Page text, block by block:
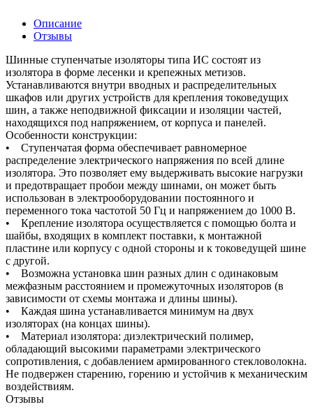
Описание
Отзывы
Шинные ступенчатые изоляторы типа ИС состоят из
изолятора в форме лесенки и крепежных метизов.
Устанавливаются внутри вводных и распределительных
шкафов или других устройств для крепления токоведущих
шин, а также неподвижной фиксации и изоляции частей,
находящихся под напряжением, от корпуса и панелей.
Особенности конструкции:
• Ступенчатая форма обеспечивает равномерное
распределение электрического напряжения по всей длине
изолятора. Это позволяет ему выдерживать высокие нагрузки
и предотвращает пробои между шинами, он может быть
использован в электрооборудовании постоянного и
переменного тока частотой 50 Гц и напряжением до 1000 В.
• Крепление изолятора осуществляется с помощью болта и
шайбы, входящих в комплект поставки, к монтажной
пластине или корпусу с одной стороны и к токоведущей шине
с другой.
• Возможна установка шин разных длин с одинаковым
межфазным расстоянием и промежуточных изоляторов (в
зависимости от схемы монтажа и длины шины).
• Каждая шина устанавливается минимум на двух
изоляторах (на концах шины).
• Материал изолятора: диэлектрический полимер,
обладающий высокими параметрами электрического
сопротивления, с добавлением армированного стекловолокна.
Не подвержен старению, горению и устойчив к механическим
воздействиям.
Отзывы